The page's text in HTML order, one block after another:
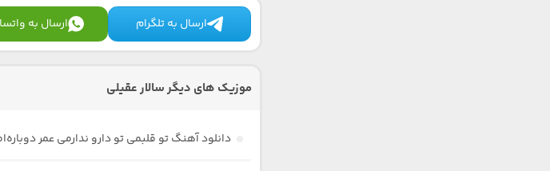
ارسال به تلگرام ارسال به
موزیک های دیگر سالار عقیلی
دانلود آهنگ تو قلبمی تو دارو ندارمی عمر